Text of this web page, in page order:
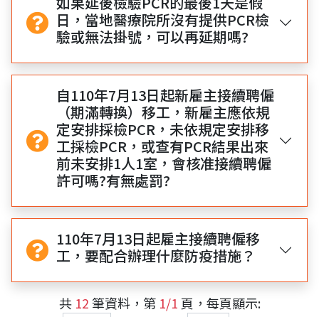
日，當地醫療院所沒有提供PCR檢
驗或無法掛號，可以再延期嗎?
自110年7月13日起新雇主接續聘僱
（期滿轉換）移工，新雇主應依規
定安排採檢PCR，未依規定安排移
工採檢PCR，或查有PCR結果出來
前未安排1人1室，會核准接續聘僱
許可嗎?有無處罰?
110年7月13日起雇主接續聘僱移
工，要配合辦理什麼防疫措施？
共 12 筆資料，第 1/1 頁，每頁顯示: